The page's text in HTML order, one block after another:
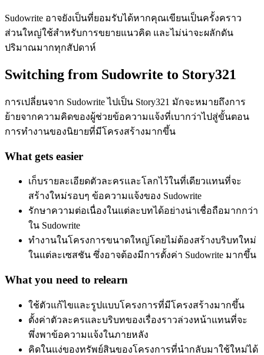
Sudowrite อาจยังเป็นที่ยอมรับได้หากคุณเขียนเป็นครั้งคราว
ส่วนใหญ่ใช้สำหรับการขยายแนวคิด และไม่น่าจะผลักดัน
ปริมาณมากทุกสัปดาห์
Switching from Sudowrite to Story321
การเปลี่ยนจาก Sudowrite ไปเป็น Story321 มักจะหมายถึงการ
ย้ายจากความคิดของผู้ช่วยข้อความแจ้งที่เบากว่าไปสู่ขั้นตอน
การทำงานของนิยายที่มีโครงสร้างมากขึ้น
What gets easier
เก็บรายละเอียดตัวละครและโลกไว้ในที่เดียวแทนที่จะ
สร้างใหม่รอบๆ ข้อความแจ้งของ Sudowrite
รักษาความต่อเนื่องในแต่ละบทได้อย่างน่าเชื่อถือมากกว่า
ใน Sudowrite
ทำงานในโครงการขนาดใหญ่โดยไม่ต้องสร้างบริบทใหม่
ในแต่ละเซสชัน ซึ่งอาจต้องมีการตั้งค่า Sudowrite มากขึ้น
What you need to relearn
ใช้ตัวแก้ไขและรูปแบบโครงการที่มีโครงสร้างมากขึ้น
ตั้งค่าตัวละครและบริบทของเรื่องราวล่วงหน้าแทนที่จะ
พึ่งพาข้อความแจ้งในภายหลัง
คิดในแง่ของทรัพย์สินของโครงการที่นำกลับมาใช้ใหม่ได้